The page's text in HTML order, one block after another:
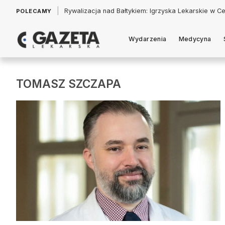
POLECAMY Rywalizacja nad Bałtykiem: Igrzyska Lekarskie w
Wydarzenia Medycyna
TOMASZ SZCZAPA